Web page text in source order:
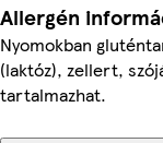
Allergén
Nyomokban
(laktóz), zellert,
tartalmazhat.